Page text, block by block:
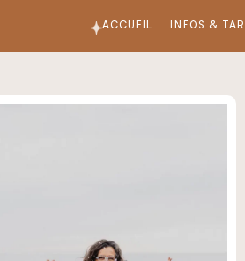
ACCUEIL INFOS &